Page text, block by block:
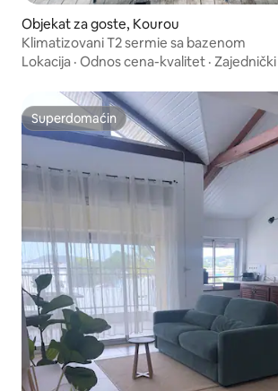
Objekat za goste, Kourou
Klimatizovani T2 sermie sa bazenom
Lokacija · Odnos cena-kvalitet ·
Superdomaćin
Superdomaćin